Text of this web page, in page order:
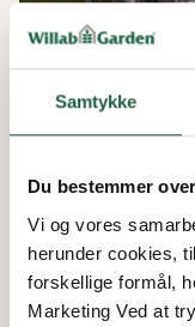
Samtykke
Du bestemmer
Vi og vores
herunder cookies,
forskellige formål,
Marketing Ved at
Fra
9.436 kr.